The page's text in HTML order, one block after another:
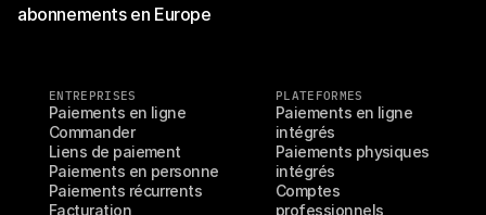
abonnements en Europe
ENTREPRISES
Paiements en ligne
Commander
Liens de paiement
Paiements en personne
Paiements récurrents
Facturation
PLATEFORMES
Paiements en ligne
intégrés
Paiements physiques
intégrés
Comptes
professionnels